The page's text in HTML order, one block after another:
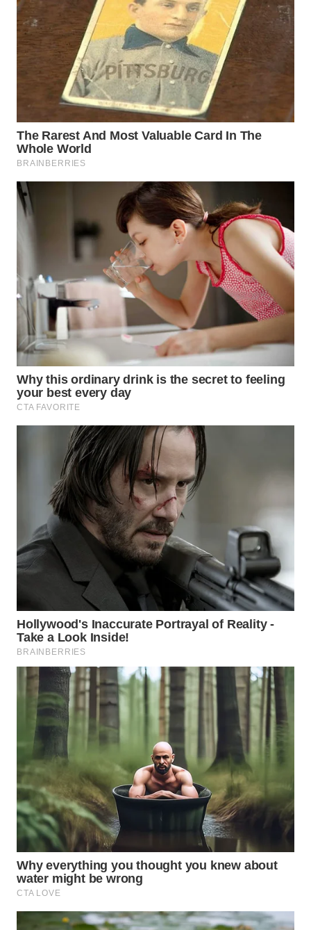
KARAWANG
WN
BEKASI
BOGOR
WN
DEPOK
TAPANULI
SAMOSIR
WN
PADANG
LAWAS
WN
SUMEDANG
WN
KEPULAUAN
SERIBU
WN
TANGERANG
BINJAI
WN
CIREBON
WN
INDRAMAYU
WN
KUNINGAN
WN
MAJALENGKA
SUBANG
WN
SUKABUMI